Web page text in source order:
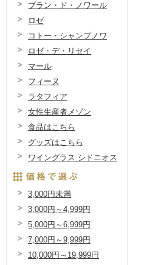
ブラン・ド・ノワール
ロゼ
コトー・シャンプノワ
ロゼ・デ・リセイ
マール
フィーヌ
ラタフィア
女性生産者メゾン
食品はこちら
グッズはこちら
ワイングラス シドニオス
3,000円未満
3,000円～4,999円
5,000円～6,999円
7,000円～9,999円
10,000円～19,999円